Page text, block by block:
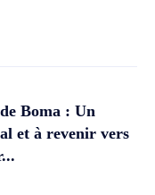
Boma : Un
et à revenir vers